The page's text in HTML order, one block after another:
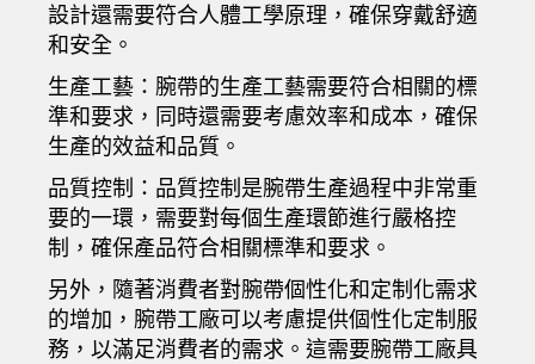
設計還需要符合人體工學原理，確保穿戴舒適
和安全。
生產工藝：腕帶的生產工藝需要符合相關的標
準和要求，同時還需要考慮效率和成本，確保
生產的效益和品質。
品質控制：品質控制是腕帶生產過程中非常重
要的一環，需要對每個生產環節進行嚴格控
制，確保產品符合相關標準和要求。
另外，隨著消費者對腕帶個性化和定制化需求
的增加，腕帶工廠可以考慮提供個性化定制服
務，以滿足消費者的需求。這需要腕帶工廠具